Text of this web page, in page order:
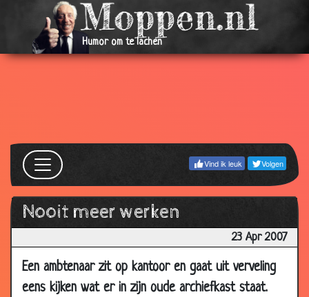
Humor om te lachen
Vind ik leuk Volgen
Nooit meer werken
23 Apr 2007
Een ambtenaar zit op kantoor en gaat uit verveling
eens kijken wat er in zijn oude archiefkast staat.
May
2007
De dove graaf
07
May
2007
Bij de rechter 3.51
May
03
May
2007
Slechte kerst 3.65